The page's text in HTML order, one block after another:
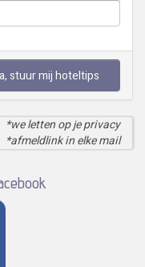
stuur mij hoteltips
*we letten op je privacy
*afmeldlink in elke mail